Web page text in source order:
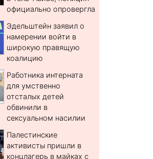
официально опровергла
Эдельштейн заявил о
намерении войти в
широкую правящую
коалицию
Работника интерната
для умственно
отсталых детей
обвинили в
сексуальном насилии
Палестинские
активисты пришли в
концлагерь в майках с